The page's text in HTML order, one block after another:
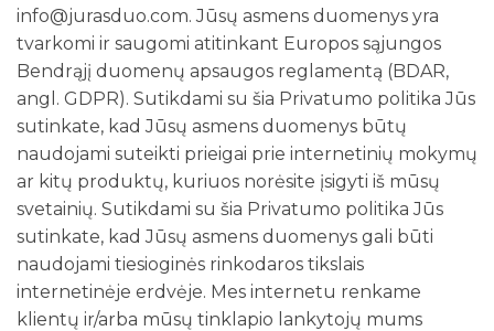
info@jurasduo.com. Jūsų asmens duomenys yra
tvarkomi ir saugomi atitinkant Europos sąjungos
Bendrąjį duomenų apsaugos reglamentą (BDAR,
angl. GDPR). Sutikdami su šia Privatumo politika Jūs
sutinkate, kad Jūsų asmens duomenys būtų
naudojami suteikti prieigai prie internetinių mokymų
ar kitų produktų, kuriuos norėsite įsigyti iš mūsų
svetainių. Sutikdami su šia Privatumo politika Jūs
sutinkate, kad Jūsų asmens duomenys gali būti
naudojami tiesioginės rinkodaros tikslais
internetinėje erdvėje. Mes internetu renkame
klientų ir/arba mūsų tinklapio lankytojų mums